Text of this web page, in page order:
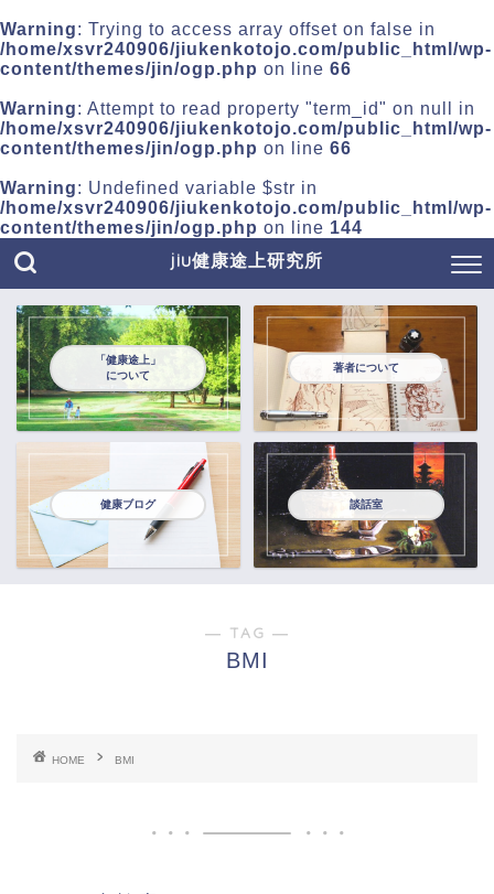
Warning: Trying to access array offset on false in
/home/xsvr240906/jiukenkotojo.com/public_html/wp-
content/themes/jin/ogp.php on line 66
Warning: Attempt to read property "term_id" on null in
/home/xsvr240906/jiukenkotojo.com/public_html/wp-
content/themes/jin/ogp.php on line 66
Warning: Undefined variable $str in
/home/xsvr240906/jiukenkotojo.com/public_html/wp-
content/themes/jin/ogp.php on line 144
jiu健康途上研究所
「健康途上」
について
著者について
健康ブログ 談話室
― TAG ―
BMI
HOME BMI